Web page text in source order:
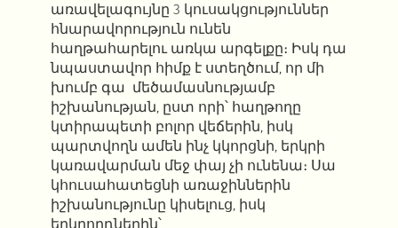
առավելագույնը 3 կուսակցություններ
հնարավորություն ունեն
հաղթահարելու առկա արգելքը։ Իսկ դա
նպաստավոր հիմք է ստեղծում, որ մի
խումբ գա մեծամասնությամբ
իշխանության, ըստ որի՝ հաղթողը
կտիրապետի բոլոր վեճերին, իսկ
պարտվողն ամեն ինչ կկորցնի, երկրի
կառավարման մեջ փայ չի ունենա։ Սա
կհուսահատեցնի առաջիններին
իշխանությունը կիսելուց, իսկ
երկրորդներին՝